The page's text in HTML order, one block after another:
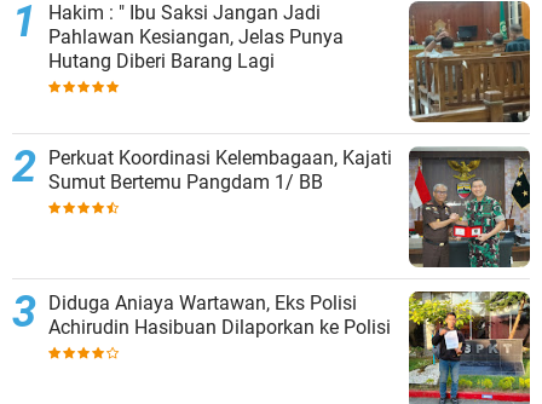
Hakim : " Ibu Saksi Jangan Jadi
Pahlawan Kesiangan, Jelas Punya
Hutang Diberi Barang Lagi
Perkuat Koordinasi Kelembagaan, Kajati
Sumut Bertemu Pangdam 1/ BB
Diduga Aniaya Wartawan, Eks Polisi
Achirudin Hasibuan Dilaporkan ke Polisi